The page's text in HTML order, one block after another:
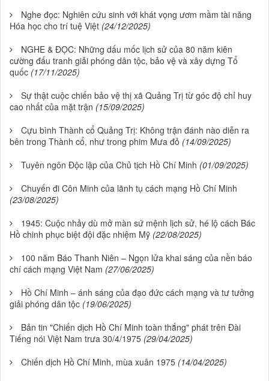
Nghe đọc: Nghiên cứu sinh với khát vọng ươm mầm tài năng
Hóa học cho trí tuệ Việt (24/12/2025)
NGHE & ĐỌC: Những dấu mốc lịch sử của 80 năm kiên
cường đấu tranh giải phóng dân tộc, bảo vệ và xây dựng Tổ
quốc (17/11/2025)
Sự thật cuộc chiến bảo vệ thị xã Quảng Trị từ góc độ chỉ huy
cao nhất của mặt trận (15/09/2025)
Cựu bình Thành cổ Quảng Trị: Không trận đánh nào diễn ra
bên trong Thành cổ, như trong phim Mưa đỏ (14/09/2025)
Tuyên ngôn Độc lập của Chủ tịch Hồ Chí Minh (01/09/2025)
Chuyến đi Côn Minh của lãnh tụ cách mạng Hồ Chí Minh
(23/08/2025)
1945: Cuộc nhảy dù mở màn sứ mệnh lịch sử, hé lộ cách Bác
Hồ chinh phục biệt đội đặc nhiệm Mỹ (22/08/2025)
100 năm Báo Thanh Niên – Ngọn lửa khai sáng của nền báo
chí cách mạng Việt Nam (27/06/2025)
Hồ Chí Minh – ánh sáng của đạo đức cách mạng và tư tưởng
giải phóng dân tộc (19/06/2025)
Bản tin "Chiến dịch Hồ Chí Minh toàn thắng" phát trên Đài
Tiếng nói Việt Nam trưa 30/4/1975 (29/04/2025)
Chiến dịch Hồ Chí Minh, mùa xuân 1975 (14/04/2025)